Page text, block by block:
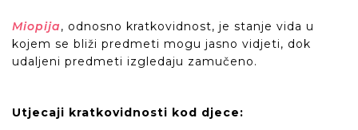
Miopija, odnosno kratkovidnost, je stanje vida u
kojem se bliži predmeti mogu jasno vidjeti, dok
udaljeni predmeti izgledaju zamučeno.
Utjecaji kratkovidnosti kod djece: